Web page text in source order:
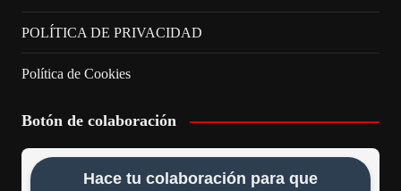
POLÍTICA DE PRIVACIDAD
Política de Cookies
Botón de colaboración
Hace tu colaboración para que